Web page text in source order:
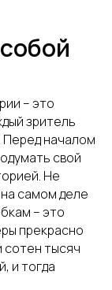
– это
зритель
Перед началом
свой
Не
самом деле
– это
прекрасно
сотен тысяч
и тогда